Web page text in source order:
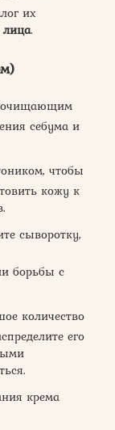
их
лица.
очищающим
себума и
чтобы
кожу к
сыворотку,
борьбы с
количество
его
крема